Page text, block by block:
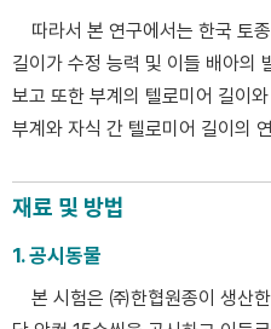
따라서 본 연구에서는 한국 토
길이가 수정 능력 및 이들 배아의
보고 또한 부계의 텔로미어 길이
부계와 자식 간 텔로미어 길이의
재료 및 방법
1. 공시동물
본 시험은 ㈜한협원종이 생산